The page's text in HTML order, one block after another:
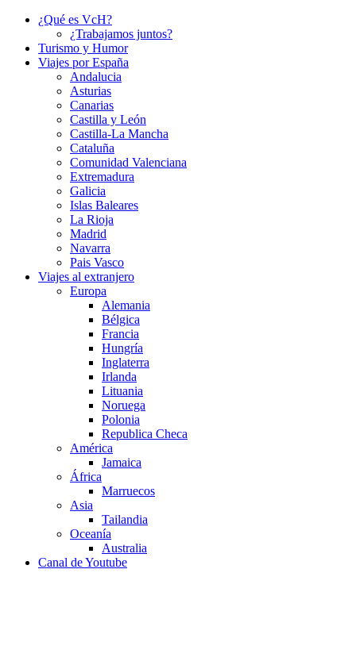
¿Qué es VcH?
¿Trabajamos juntos?
Turismo y Humor
Viajes por España
Andalucia
Asturias
Canarias
Castilla y León
Castilla-La Mancha
Cataluña
Comunidad Valenciana
Extremadura
Galicia
Islas Baleares
La Rioja
Madrid
Navarra
Pais Vasco
Viajes al extranjero
Europa
Alemania
Bélgica
Francia
Hungría
Inglaterra
Irlanda
Lituania
Noruega
Polonia
Republica Checa
América
Jamaica
África
Marruecos
Asia
Tailandia
Oceanía
Australia
Canal de Youtube